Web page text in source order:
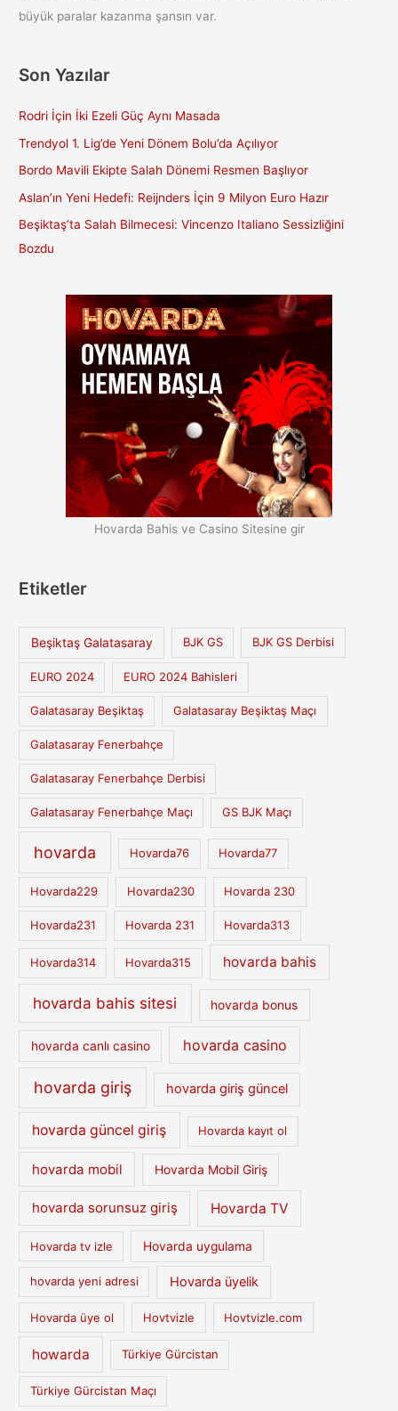
büyük paralar kazanma şansın var.
Son Yazılar
Rodri İçin İki Ezeli Güç Aynı Masada
Trendyol 1. Lig’de Yeni Dönem Bolu’da Açılıyor
Bordo Mavili Ekipte Salah Dönemi Resmen Başlıyor
Aslan’ın Yeni Hedefi: Reijnders İçin 9 Milyon Euro Hazır
Beşiktaş’ta Salah Bilmecesi: Vincenzo Italiano Sessizliğini
Bozdu
Hovarda Bahis ve Casino Sitesine gir
Etiketler
Beşiktaş Galatasaray BJK GS BJK GS Derbisi
EURO 2024 EURO 2024 Bahisleri
Galatasaray Beşiktaş Galatasaray Beşiktaş Maçı
Galatasaray Fenerbahçe
Galatasaray Fenerbahçe Derbisi
Galatasaray Fenerbahçe Maçı GS BJK Maçı
hovarda Hovarda76 Hovarda77
Hovarda229 Hovarda230 Hovarda 230
Hovarda231 Hovarda 231 Hovarda313
Hovarda314 Hovarda315 hovarda bahis
hovarda bahis sitesi hovarda bonus
hovarda canlı casino hovarda casino
hovarda giriş hovarda giriş güncel
hovarda güncel giriş Hovarda kayıt ol
hovarda mobil Hovarda Mobil Giriş
hovarda sorunsuz giriş Hovarda TV
Hovarda tv izle Hovarda uygulama
hovarda yeni adresi Hovarda üyelik
Hovarda üye ol Hovtvizle Hovtvizle.com
howarda Türkiye Gürcistan
Türkiye Gürcistan Maçı